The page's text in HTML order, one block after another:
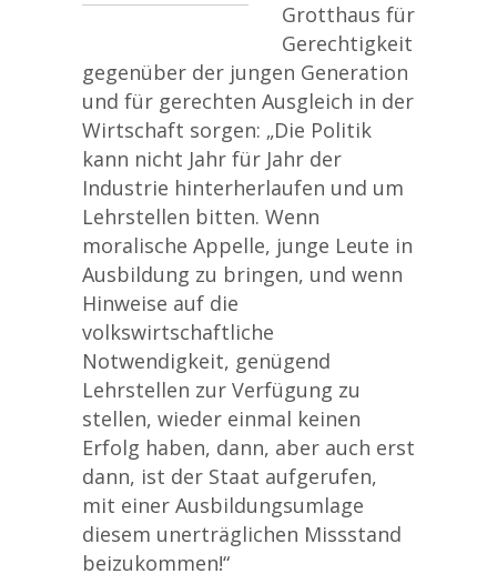
Grotthaus für
Gerechtigkeit
gegenüber der jungen Generation
und für gerechten Ausgleich in der
Wirtschaft sorgen: „Die Politik
kann nicht Jahr für Jahr der
Industrie hinterherlaufen und um
Lehrstellen bitten. Wenn
moralische Appelle, junge Leute in
Ausbildung zu bringen, und wenn
Hinweise auf die
volkswirtschaftliche
Notwendigkeit, genügend
Lehrstellen zur Verfügung zu
stellen, wieder einmal keinen
Erfolg haben, dann, aber auch erst
dann, ist der Staat aufgerufen,
mit einer Ausbildungsumlage
diesem unerträglichen Missstand
beizukommen!“